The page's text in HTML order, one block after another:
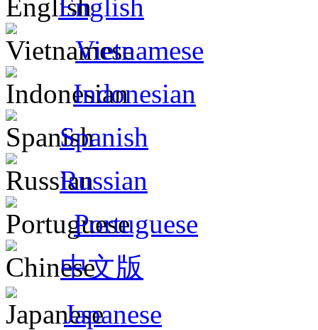
English
Vietnamese
Indonesian
Spanish
Russian
Portuguese
中文版
Japanese